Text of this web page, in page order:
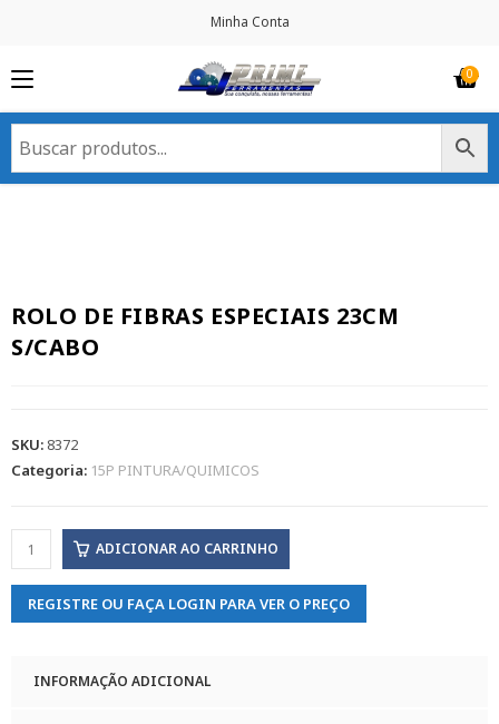
Minha Conta
ROLO DE FIBRAS ESPECIAIS 23CM
S/CABO
SKU: 8372
Categoria: 15P PINTURA/QUIMICOS
ADICIONAR AO CARRINHO
REGISTRE OU FAÇA LOGIN PARA VER O PREÇO
INFORMAÇÃO ADICIONAL